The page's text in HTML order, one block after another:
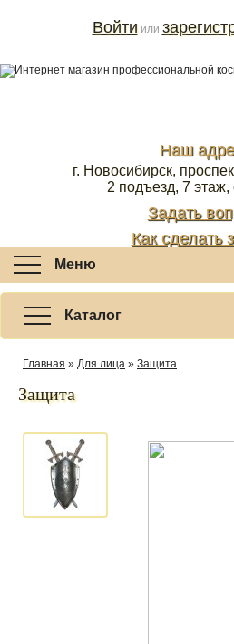
Наш
г. Новосибирск,
2 подъезд, 7
Задать
Как сделать
Войти или
Меню
Каталог
Главная » Для лица » Защита
Защита